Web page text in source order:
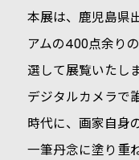
本展は、鹿児島県
アムの400点余り
選して展覧いたし
デジタルカメラで
時代に、画家自身
一筆丹念に塗り重